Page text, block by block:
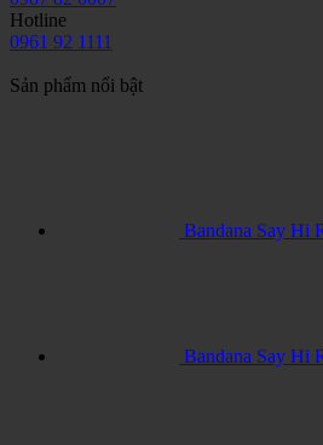
Hotline
0961 92 1111
Sản phẩm nổi bật
Bandana Say Hi
Bandana Say Hi